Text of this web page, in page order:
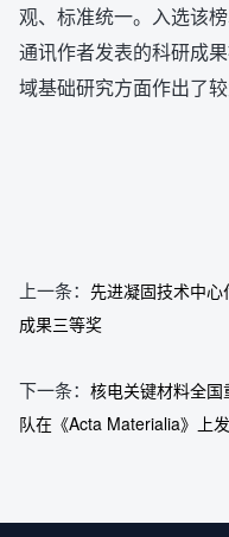
观、标准统一。入选该
通讯作者发表的科研成
域基础研究方面作出了较
上一条： 先进凝固技术中
成果三等奖
下一条： 核电关键材料全
队在《Acta Materialia》上